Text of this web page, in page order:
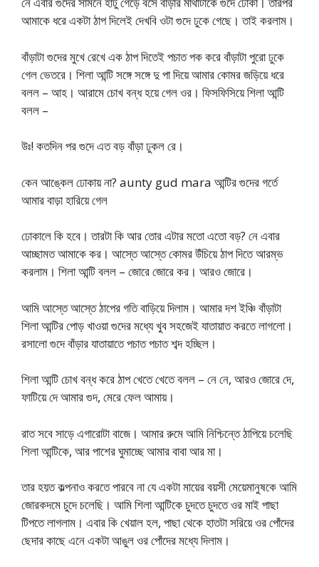
আমাকে ধরে একটা ঠাপ দিলেই দেখবি ওটা গুদে ঢুকে গেছে। তাই করলাম।
বাঁড়াটা গুদের মুখে রেখে এক ঠাপ দিতেই পচাত পক করে বাঁড়াটা পুরো ঢুকে
গেল ভেতরে। শিলা আন্টি সঙ্গে সঙ্গে দু পা দিয়ে আমার কোমর জড়িয়ে ধরে
বলল – আহ। আরামে চোখ বন্ধ হয়ে গেল ওর। ফিসফিসিয়ে শিলা আন্টি
বলল –
উঃ! কতদিন পর গুদে এত বড় বাঁড়া ঢুকল রে।
কেন আঙ্কেল ঢোকায় না? aunty gud mara আন্টির গুদের গর্তে
আমার বাড়া হারিয়ে গেল
ঢোকালে কি হবে। তারটা কি আর তোর এটার মতো এতো বড়? নে এবার
আচ্ছামত আমাকে কর। আস্তে আস্তে কোমর উঁচিয়ে ঠাপ দিতে আরম্ভ
করলাম। শিলা আন্টি বলল – জোরে জোরে কর। আরও জোরে।
আমি আস্তে আস্তে ঠাপের গতি বাড়িয়ে দিলাম। আমার দশ ইঞ্চি বাঁড়াটা
শিলা আন্টির পোড় খাওয়া গুদের মধ্যে খুব সহজেই যাতায়াত করতে লাগলো।
রসালো গুদে বাঁড়ার যাতায়াতে পচাত পচাত শব্দ হচ্ছিল।
শিলা আন্টি চোখ বন্ধ করে ঠাপ খেতে খেতে বলল – নে নে, আরও জোরে দে,
ফাটিয়ে দে আমার গুদ, মেরে ফেল আমায়।
রাত সবে সাড়ে এগারোটা বাজে। আমার রুমে আমি নিশ্চিন্তে ঠাপিয়ে চলেছি
শিলা আন্টিকে, আর পাশের ঘুমাচ্ছে আমার বাবা আর মা।
তার হয়ত কল্পনাও করতে পারবে না যে একটা মায়ের বয়সী মেয়েমানুষকে আমি
জোরকদমে চুদে চলেছি। আমি শিলা আন্টিকে চুদতে চুদতে ওর মাই পাছা
টিপতে লাগলাম। এবার কি খেয়াল হল, পাছা থেকে হাতটা সরিয়ে ওর পোঁদের
ছেদার কাছে এনে একটা আঙুল ওর পোঁদের মধ্যে দিলাম।